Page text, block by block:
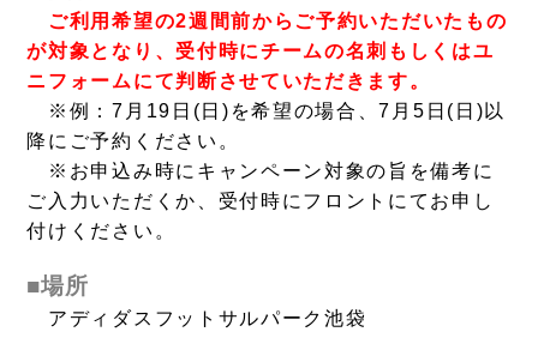
ご利用希望の2週間前からご予約いただいたもの
が対象となり、受付時にチームの名刺もしくはユ
ニフォームにて判断させていただきます。
※例：7月19日(日)を希望の場合、7月5日(日)以
降にご予約ください。
※お申込み時にキャンペーン対象の旨を備考に
ご入力いただくか、受付時にフロントにてお申し
付けください。
■場所
アディダスフットサルパーク池袋